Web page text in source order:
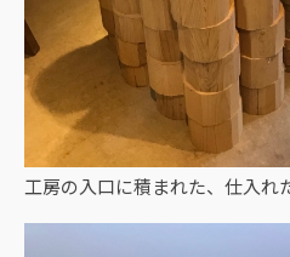
工房の入口に積まれた、仕入れ